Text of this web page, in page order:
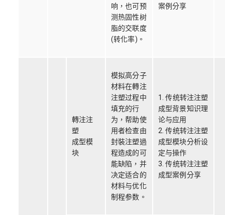
响，也可预
测热固性树
脂的交联度
(转化率)。
案例分享
轉注注
塑
成型模
块
模拟高分子
材料在轉注
注塑过程中
填充的行
为，帮助使
用者检查由
封裝注塑過
程造成的可
能缺陷，并
决定适合的
材料与优化
制程参数。
1. 传统转注注塑
成型背景知识理
论与应用
2. 传统转注注塑
成型模块分析设
定与操作
3. 传统转注注塑
成型案例分享